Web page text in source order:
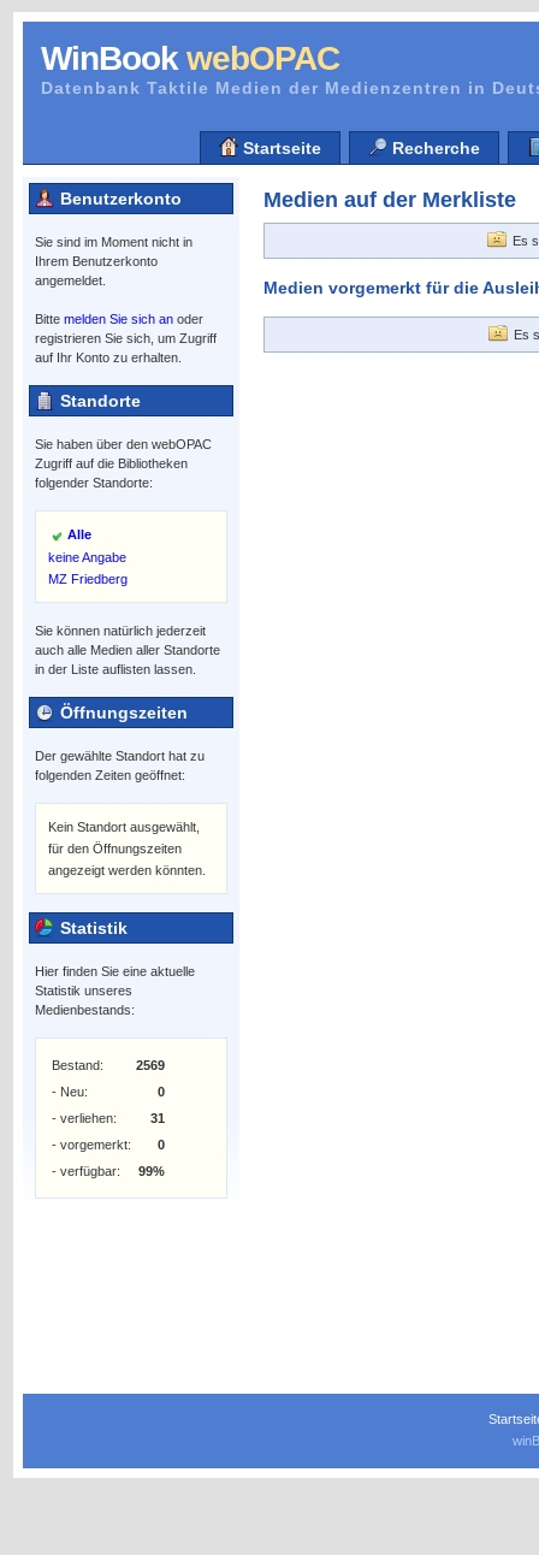
WinBook webOPAC
Datenbank Taktile Medien der Medienzentren in
Startseite Recherche
Benutzerkonto
Sie sind im Moment nicht in
Ihrem Benutzerkonto
angemeldet.
Bitte melden Sie sich an oder
registrieren Sie sich, um Zugriff
auf Ihr Konto zu erhalten.
Standorte
Sie haben über den webOPAC
Zugriff auf die Bibliotheken
folgender Standorte:
Alle
keine Angabe
MZ Friedberg
Sie können natürlich jederzeit
auch alle Medien aller Standorte
in der Liste auflisten lassen.
Öffnungszeiten
Der gewählte Standort hat zu
folgenden Zeiten geöffnet:
Kein Standort ausgewählt,
für den Öffnungszeiten
angezeigt werden könnten.
Statistik
Hier finden Sie eine aktuelle
Statistik unseres
Medienbestands:
Bestand:
2569
- Neu:
0
- verliehen:
31
- vorgemerkt:
0
- verfügbar:
99%
Medien auf der Merkliste
Es
Medien vorgemerkt für die
Es